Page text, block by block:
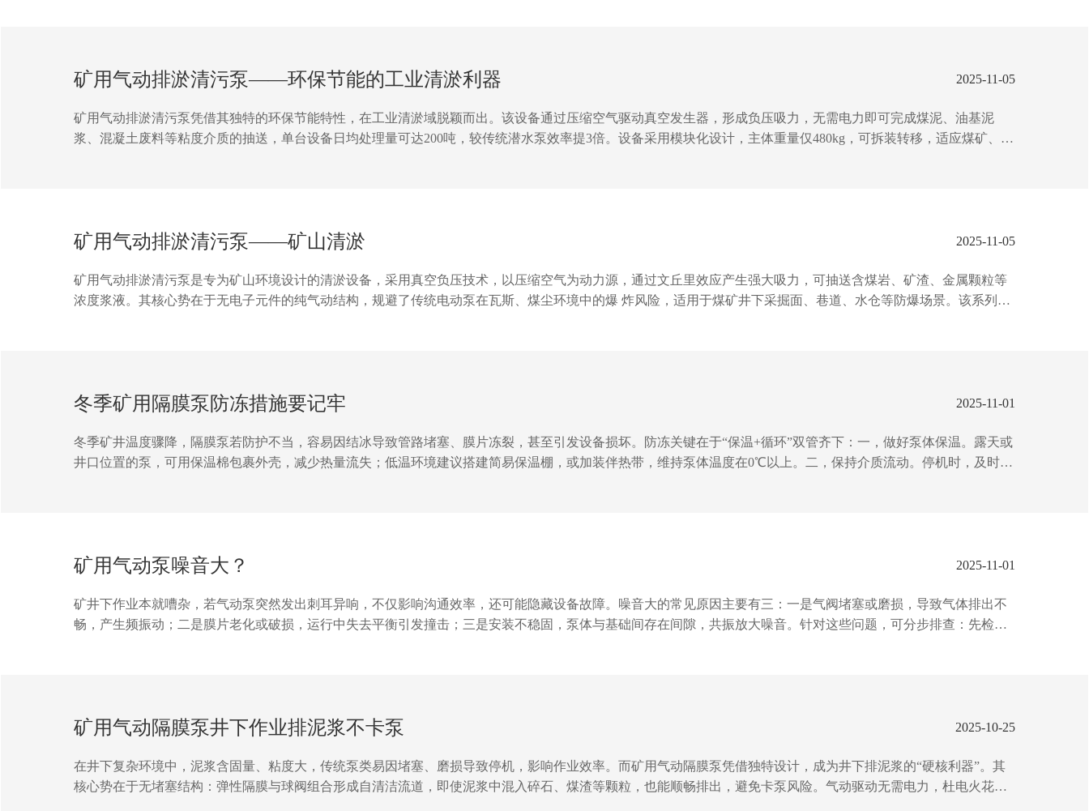
2025-11-05
矿用气动排淤清污泵——环保节能的工业清淤利器
矿用气动排淤清污泵凭借其独特的环保节能特性，在工业清淤域脱颖而出。该设备通过压缩空气驱动真空发生器，形成负压吸力，无需电力即可完成煤泥、油基泥
浆、混凝土废料等粘度介质的抽送，单台设备日均处理量可达200吨，较传统潜水泵效率提3倍。设备采用模块化设计，主体重量仅480kg，可拆装转移，适应煤矿、市
2025-11-05
矿用气动排淤清污泵——矿山清淤
矿用气动排淤清污泵是专为矿山环境设计的清淤设备，采用真空负压技术，以压缩空气为动力源，通过文丘里效应产生强大吸力，可抽送含煤岩、矿渣、金属颗粒等
浓度浆液。其核心势在于无电子元件的纯气动结构，规避了传统电动泵在瓦斯、煤尘环境中的爆 炸风险，适用于煤矿井下采掘面、巷道、水仓等防爆场景。该系列泵
2025-11-01
冬季矿用隔膜泵防冻措施要记牢
冬季矿井温度骤降，隔膜泵若防护不当，容易因结冰导致管路堵塞、膜片冻裂，甚至引发设备损坏。防冻关键在于“保温+循环”双管齐下：一，做好泵体保温。露天或
井口位置的泵，可用保温棉包裹外壳，减少热量流失；低温环境建议搭建简易保温棚，或加装伴热带，维持泵体温度在0℃以上。二，保持介质流动。停机时，及时排
2025-11-01
矿用气动泵噪音大？
矿井下作业本就嘈杂，若气动泵突然发出刺耳异响，不仅影响沟通效率，还可能隐藏设备故障。噪音大的常见原因主要有三：一是气阀堵塞或磨损，导致气体排出不
畅，产生频振动；二是膜片老化或破损，运行中失去平衡引发撞击；三是安装不稳固，泵体与基础间存在间隙，共振放大噪音。针对这些问题，可分步排查：先检查
2025-10-25
矿用气动隔膜泵井下作业排泥浆不卡泵
在井下复杂环境中，泥浆含固量、粘度大，传统泵类易因堵塞、磨损导致停机，影响作业效率。而矿用气动隔膜泵凭借独特设计，成为井下排泥浆的“硬核利器”。其
核心势在于无堵塞结构：弹性隔膜与球阀组合形成自清洁流道，即使泥浆中混入碎石、煤渣等颗粒，也能顺畅排出，避免卡泵风险。气动驱动无需电力，杜电火花隐